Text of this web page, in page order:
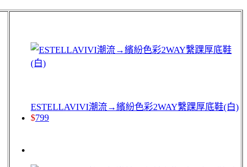
ESTELLAVIVI潮流→繽紛色彩2WAY繫踝厚底鞋(白)
$799